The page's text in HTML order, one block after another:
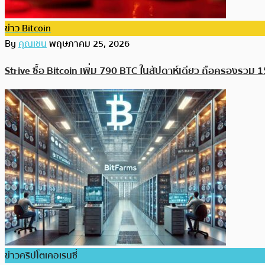
ข่าว Bitcoin
Byคุณเชนพฤษภาคม 25, 2026
Strive ซื้อ Bitcoin เพิ่ม 790 BTC ในสัปดาห์เดียว ถือครองรวม
ข่าวคริปโตเคอเรนซี่